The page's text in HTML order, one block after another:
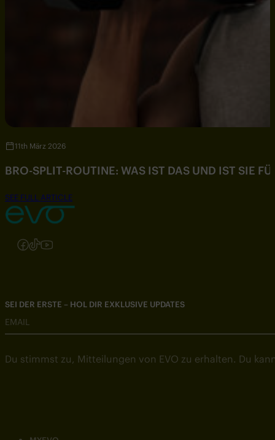
11th März 2026
BRO-SPLIT-ROUTINE: WAS IST DAS UND IST SIE
SEE FULL ARTICLE
Folgen Sie uns auf Instagram
Folgen Sie uns auf Facebook
Folgen Sie uns auf TikTok
Folgen Sie uns auf YouTube
SEI DER ERSTE – HOL DIR EXKLUSIVE UPDATES
EMAIL
Du stimmst zu, Mitteilungen von EVO zu erhalten. Du